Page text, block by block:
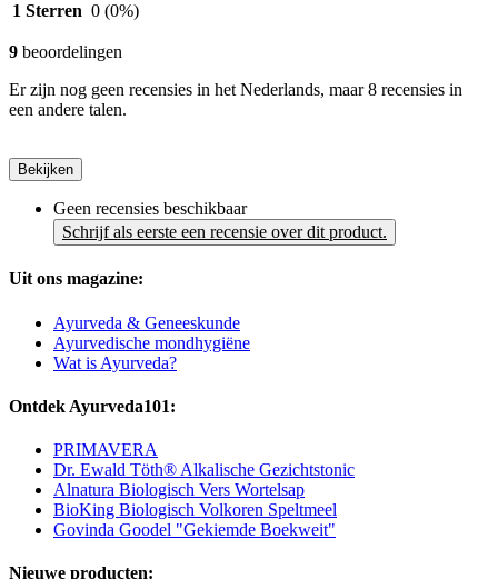
1 Sterren 0 (0%)
9 beoordelingen
Er zijn nog geen recensies in het Nederlands, maar 8 recensies in
een andere talen.
Bekijken
Geen recensies beschikbaar
Schrijf als eerste een recensie over dit product.
Uit ons magazine:
Ayurveda & Geneeskunde
Ayurvedische mondhygiëne
Wat is Ayurveda?
Ontdek Ayurveda101:
PRIMAVERA
Dr. Ewald Töth® Alkalische Gezichtstonic
Alnatura Biologisch Vers Wortelsap
BioKing Biologisch Volkoren Speltmeel
Govinda Goodel "Gekiemde Boekweit"
Nieuwe producten: